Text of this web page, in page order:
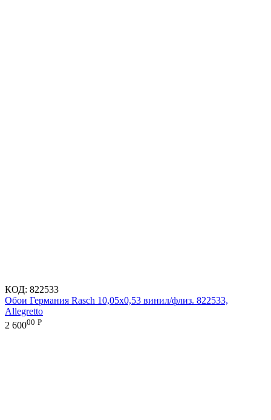
КОД: 822533
Обои Германия Rasch 10,05x0,53 винил/флиз. 822533,
Allegretto
2 60000 Р